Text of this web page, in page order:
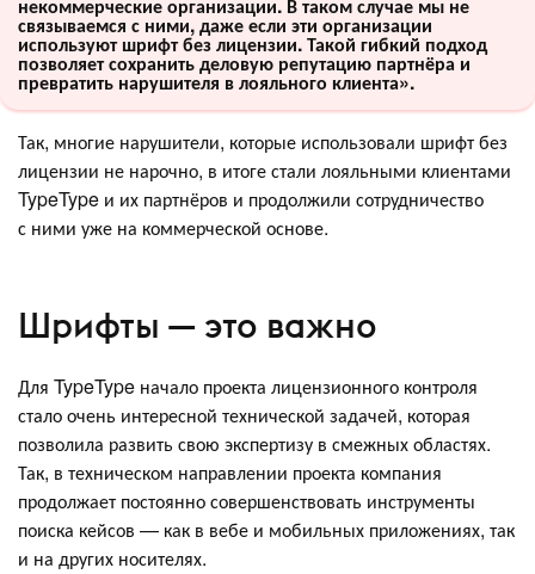
некоммерческие организации. В таком случае мы не
связываемся с ними, даже если эти организации
используют шрифт без лицензии. Такой гибкий подход
позволяет сохранить деловую репутацию партнёра и
превратить нарушителя в лояльного клиента».
Так, многие нарушители, которые использовали шрифт без
лицензии не нарочно, в итоге стали лояльными клиентами
TypeType и их партнёров и продолжили сотрудничество
с ними уже на коммерческой основе.
Шрифты — это важно
Для TypeType начало проекта лицензионного контроля
стало очень интересной технической задачей, которая
позволила развить свою экспертизу в смежных областях.
Так, в техническом направлении проекта компания
продолжает постоянно совершенствовать инструменты
поиска кейсов — как в вебе и мобильных приложениях, так
и на других носителях.